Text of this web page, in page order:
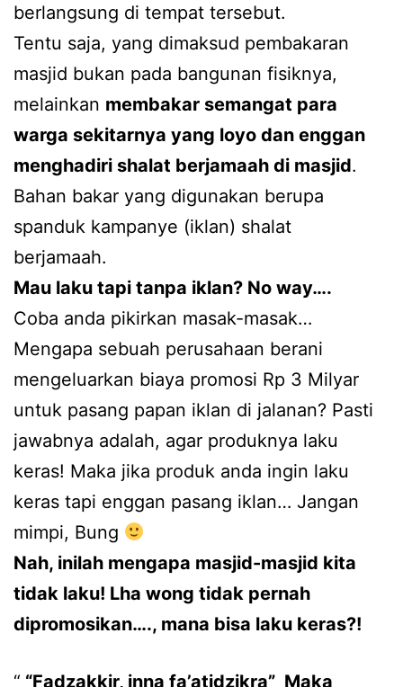
berlangsung di tempat tersebut.
Tentu saja, yang dimaksud pembakaran
masjid bukan pada bangunan fisiknya,
melainkan membakar semangat para
warga sekitarnya yang loyo dan enggan
menghadiri shalat berjamaah di masjid.
Bahan bakar yang digunakan berupa
spanduk kampanye (iklan) shalat
berjamaah.
Mau laku tapi tanpa iklan? No way….
Coba anda pikirkan masak-masak…
Mengapa sebuah perusahaan berani
mengeluarkan biaya promosi Rp 3 Milyar
untuk pasang papan iklan di jalanan? Pasti
jawabnya adalah, agar produknya laku
keras! Maka jika produk anda ingin laku
keras tapi enggan pasang iklan… Jangan
mimpi, Bung
Nah, inilah mengapa masjid-masjid kita
tidak laku! Lha wong tidak pernah
dipromosikan…., mana bisa laku keras?!
“Fadzakkir, inna fa’atidzikra” Maka